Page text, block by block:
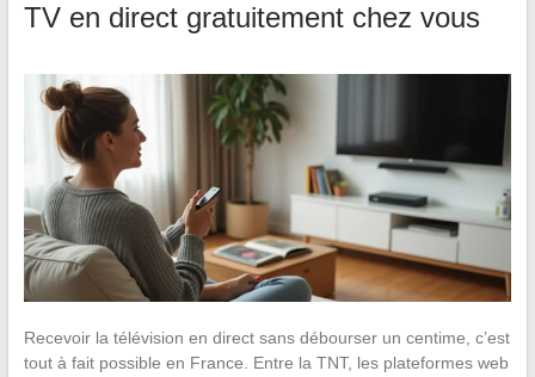
TV en direct gratuitement chez vous
Recevoir la télévision en direct sans débourser un centime, c’est
tout à fait possible en France. Entre la TNT, les plateformes web